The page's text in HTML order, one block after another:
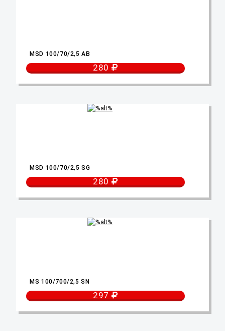
MSD 100/70/2,5 AB
280
MSD 100/70/2,5 SG
280
MS 100/700/2,5 SN
297